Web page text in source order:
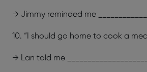
→ Jimmy reminded me
10. “I should go home to cook a
→ Lan told me